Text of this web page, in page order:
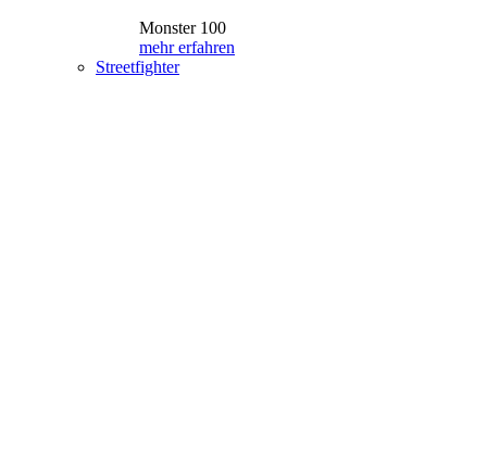
Monster 100
mehr erfahren
Streetfighter